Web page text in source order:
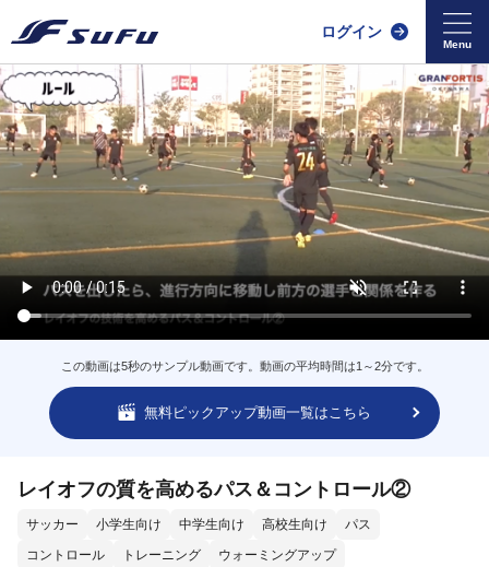
ログイン
この動画は5秒のサンプル動画です。動画の平均時間は1～2分です。
無料ピックアップ動画一覧はこちら
レイオフの質を高めるパス＆コントロール②
サッカー 小学生向け 中学生向け 高校生向け
パス
コントロール
トレーニング
ウォーミングアップ